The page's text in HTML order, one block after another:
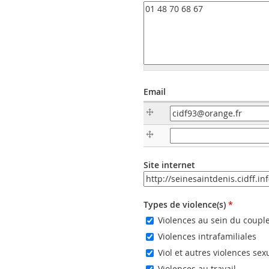
Email
Email
Site internet
URL
Types de violence(s) *
Violences au sein du
Violences intrafamiliales
Viol et autres violences